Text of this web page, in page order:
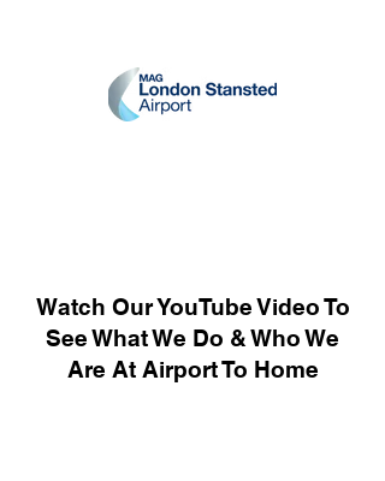
Watch Our YouTube Video To
See What We Do & Who We
Are At Airport To Home